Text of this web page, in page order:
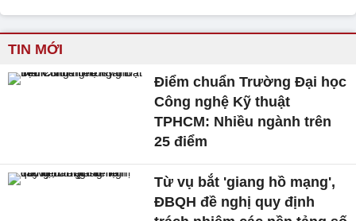
TIN MỚI
Điểm chuẩn Trường Đại học
Công nghệ Kỹ thuật
TPHCM: Nhiều ngành trên
25 điểm
Từ vụ bắt 'giang hồ mạng',
ĐBQH đề nghị quy định